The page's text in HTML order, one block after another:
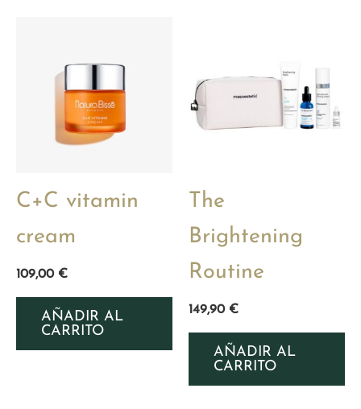
C+C vitamin
cream
109,00 €
AÑADIR AL
CARRITO
The
Brightening
Routine
149,90 €
AÑADIR AL
CARRITO